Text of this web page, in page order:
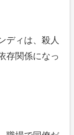
ディは、殺人
存関係になっ